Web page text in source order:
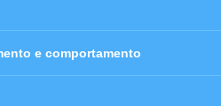
e comportamento